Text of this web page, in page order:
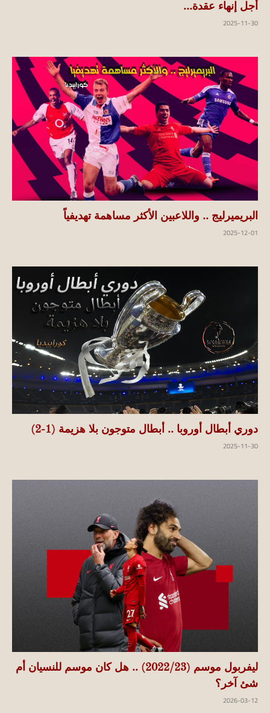
أجل إنهاء عقدة...
2025-11-30
البريميرليج .. واللاعبين الأكثر مساهمة تهديفياً
2025-12-01
دوري أبطال أوروبا .. أبطال متوجون بلا هزيمة (1-2)
2025-11-30
ليفربول موسم (2022/23) .. هل كان موسم للنسيان أم
شئ آخر؟
2026-03-12